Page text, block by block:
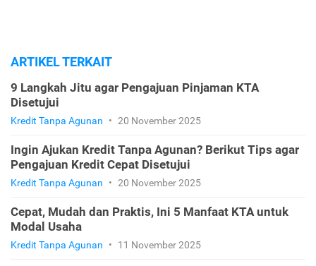
ARTIKEL TERKAIT
9 Langkah Jitu agar Pengajuan Pinjaman KTA
Disetujui
Kredit Tanpa Agunan • 20 November 2025
Ingin Ajukan Kredit Tanpa Agunan? Berikut Tips agar
Pengajuan Kredit Cepat Disetujui
Kredit Tanpa Agunan • 20 November 2025
Cepat, Mudah dan Praktis, Ini 5 Manfaat KTA untuk
Modal Usaha
Kredit Tanpa Agunan • 11 November 2025